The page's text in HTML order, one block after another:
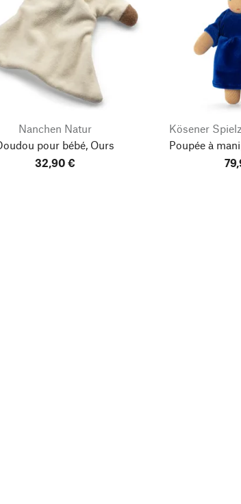
Nanchen Natur
pour bébé, Ours
32,90 €
Kösener
Poupée à